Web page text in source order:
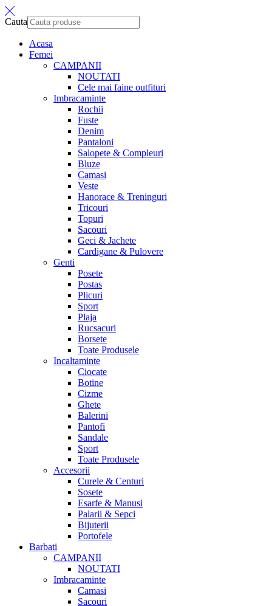
Cauta
Acasa
Femei
CAMPANII
NOUTATI
Cele mai faine outfituri
Imbracaminte
Rochii
Fuste
Denim
Pantaloni
Salopete & Compleuri
Bluze
Camasi
Veste
Hanorace & Treninguri
Tricouri
Topuri
Sacouri
Geci & Jachete
Cardigane & Pulovere
Genti
Posete
Postas
Plicuri
Sport
Plaja
Rucsacuri
Borsete
Toate Produsele
Incaltaminte
Ciocate
Botine
Cizme
Ghete
Balerini
Pantofi
Sandale
Sport
Toate Produsele
Accesorii
Curele & Centuri
Sosete
Esarfe & Manusi
Palarii & Sepci
Bijuterii
Portofele
Barbati
CAMPANII
NOUTATI
Imbracaminte
Camasi
Sacouri